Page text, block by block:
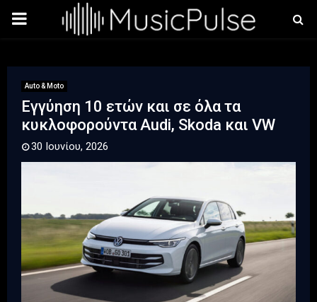
PRIMARY
Auto & Moto
Εγγύηση 10 ετών και σε όλα τα
κυκλοφορούντα Audi, Skoda και VW
30 Ιουνίου, 2026